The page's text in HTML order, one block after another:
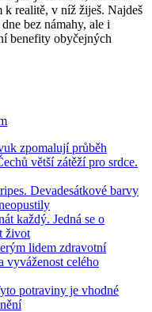
realitě, v níž žiješ. Najdeš
bez námahy, ale i
benefity obyčejných
zpomalují průběh
větší zátěží pro srdce.
Devadesátkové barvy
každý. Jedná se o
život
lidem zdravotní
vyváženost celého
potraviny je vhodné